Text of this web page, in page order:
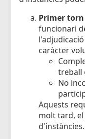
Primer
funcionari
caràcter
treball
No
Aquests
molt tard,
d'instàncies.